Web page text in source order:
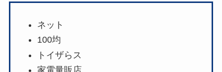
ネット
100均
トイザらス